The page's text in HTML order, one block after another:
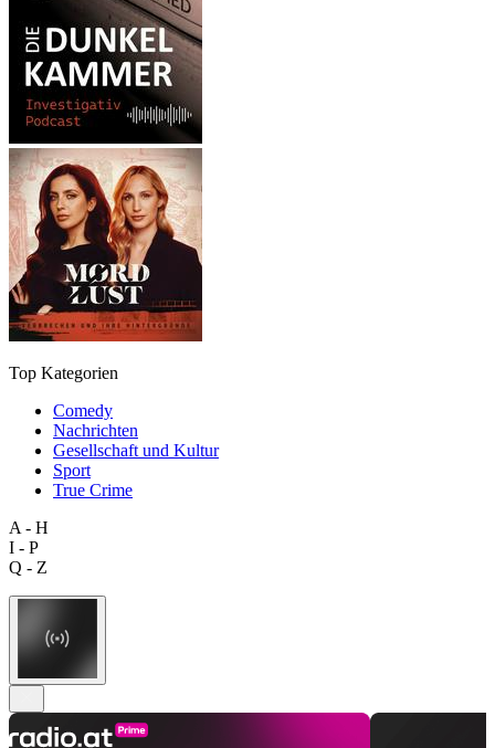
Top Kategorien
Comedy
Nachrichten
Gesellschaft und Kultur
Sport
True Crime
A - H
I - P
Q - Z